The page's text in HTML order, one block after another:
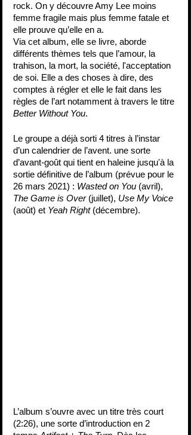
rock. On y découvre Amy Lee moins
femme fragile mais plus femme fatale et
elle prouve qu’elle en a.
Via cet album, elle se livre, aborde
différents thèmes tels que l’amour, la
trahison, la mort, la société, l'acceptation
de soi. Elle a des choses à dire, des
comptes à régler et elle le fait dans les
règles de l’art notamment à travers le titre
Better Without You.
Le groupe a déjà sorti 4 titres à l’instar
d’un calendrier de l’avent. une sorte
d’avant-goût qui tient en haleine jusqu'à la
sortie définitive de l’album (prévue pour le
26 mars 2021) : Wasted on You (avril),
The Game is Over (juillet), Use My Voice
(août) et Yeah Right (décembre).
L’album s’ouvre avec un titre très court
(2:26), une sorte d’introduction en 2